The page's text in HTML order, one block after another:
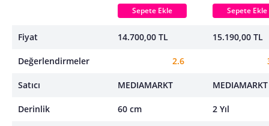
Fiyat
Değerlendirmeler
Satıcı
Derinlik
Sepete Ekle
14.700,00 TL
2.6
MEDIAMARKT
60 cm
Sepete Ekle
15.190,00 TL
MEDIAMARKT
2 Yıl